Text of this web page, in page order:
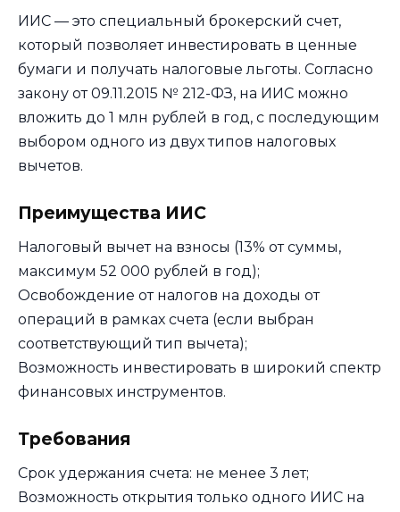
ИИС — это специальный брокерский счет,
который позволяет инвестировать в ценные
бумаги и получать налоговые льготы. Согласно
закону от 09.11.2015 № 212-ФЗ, на ИИС можно
вложить до 1 млн рублей в год, с последующим
выбором одного из двух типов налоговых
вычетов.
Преимущества ИИС
Налоговый вычет на взносы (13% от суммы,
максимум 52 000 рублей в год);
Освобождение от налогов на доходы от
операций в рамках счета (если выбран
соответствующий тип вычета);
Возможность инвестировать в широкий спектр
финансовых инструментов.
Требования
Срок удержания счета: не менее 3 лет;
Возможность открытия только одного ИИС на